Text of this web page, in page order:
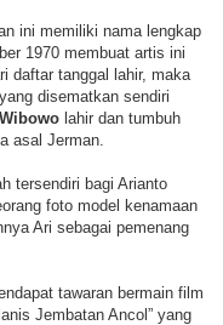
ini memiliki nama lengkap
1970 membuat artis ini
daftar tanggal lahir, maka
disematkan sendiri
lahir dan tumbuh
asal Jerman.
tersendiri bagi Arianto
foto model kenamaan
Ari sebagai pemenang
tawaran bermain film
Jembatan Ancol” yang